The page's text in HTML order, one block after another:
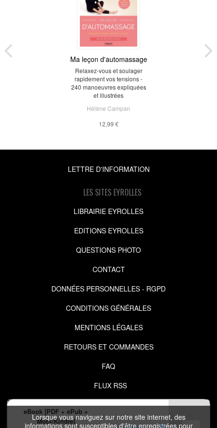
Lorsque vous naviguez sur notre site internet, des
informations sont susceptibles d'être enregistrées pour
eBook [PDF + ePub +
Mobi/Kindle]
Ma leçon d'automassage
Relaxez-vous et soulager
rapidement vos tensions -
240 manoeuvres expliquées
et illustrées
Hélène Campan
12,99 €
LETTRE D'INFORMATION
LES SITES EYROLLES
LIBRAIRIE EYROLLES
EDITIONS EYROLLES
QUESTIONS PHOTO
CONTACT
DONNÉES PERSONNELLES - RGPD
CONDITIONS GÉNÉRALES
MENTIONS LÉGALES
RETOURS ET COMMANDES
FAQ
FLUX RSS